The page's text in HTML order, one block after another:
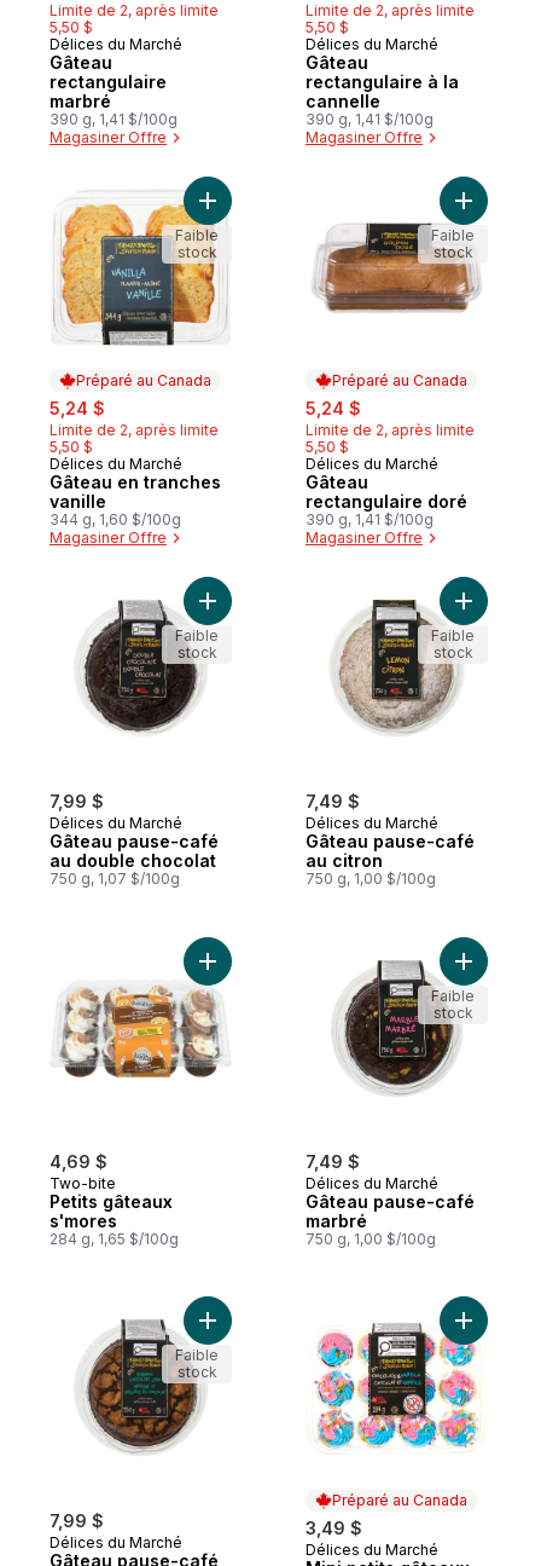
Limite de 2, après limite
5,50 $
Préparé au Canada
Délices du Marché
Gâteau
rectangulaire
marbré
390 g, 1,41 $/100g
Magasiner Offre
Limite de 2, après limite
5,50 $
Préparé au Canada
Délices du Marché
Gâteau
rectangulaire à la
cannelle
390 g, 1,41 $/100g
Magasiner Offre
Préparé au Canada
sale:
5,24 $
Limite de 2, après limite
5,50 $
Préparé au Canada
Délices du Marché
Gâteau en tranches
vanille
344 g, 1,60 $/100g
Magasiner Offre
Ajouter Gâteau en tranches vanille au
Faible
stock
Préparé au Canada
sale:
5,24 $
Limite de 2, après limite
5,50 $
Préparé au Canada
Délices du Marché
Gâteau
rectangulaire doré
390 g, 1,41 $/100g
Magasiner Offre
Ajouter
Faible
stock
7,99 $
Délices du Marché
Gâteau pause-café
au double chocolat
750 g, 1,07 $/100g
Ajouter Gâteau pause-café au double
Faible
stock
7,49 $
Délices du Marché
Gâteau pause-café
au citron
750 g, 1,00 $/100g
Ajouter
Faible
stock
4,69 $
Two-bite
Petits gâteaux
s'mores
284 g, 1,65 $/100g
Ajouter Petits gâteaux s'mores au panier
7,49 $
Délices du Marché
Gâteau pause-café
marbré
750 g, 1,00 $/100g
Ajouter
Faible
stock
7,99 $
Délices du Marché
Gâteau pause-café
Ajouter Gâteau pause-café banane et
Faible
stock
Préparé au Canada
3,49 $
Préparé au Canada
Délices du Marché
Ajouter